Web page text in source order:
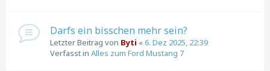
Darfs ein bisschen mehr sein?
Letzter Beitrag von Byti «6. Dez 2025, 22:39
Verfasst in Alles zum Ford Mustang 7